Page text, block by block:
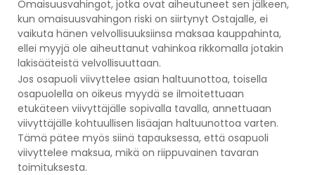
Omaisuusvahingot, jotka ovat aiheutuneet sen jälkeen,
kun omaisuusvahingon riski on siirtynyt Ostajalle, ei
vaikuta hänen velvollisuuksiinsa maksaa kauppahinta,
ellei myyjä ole aiheuttanut vahinkoa rikkomalla jotakin
lakisääteistä velvollisuuttaan.
Jos osapuoli viivyttelee asian haltuunottoa, toisella
osapuolella on oikeus myydä se ilmoitettuaan
etukäteen viivyttäjälle sopivalla tavalla, annettuaan
viivyttäjälle kohtuullisen lisäajan haltuunottoa varten.
Tämä pätee myös siinä tapauksessa, että osapuoli
viivyttelee maksua, mikä on riippuvainen tavaran
toimituksesta.